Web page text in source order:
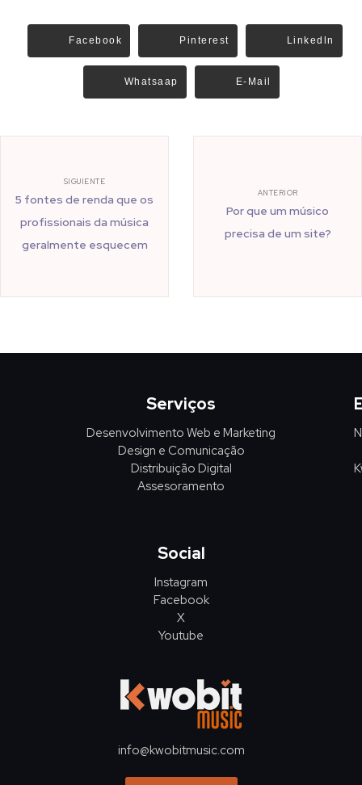
Facebook Pinterest Linkedln
Whatsaap E-Mail
SIGUIENTE
5 fontes de renda que os
profissionais da música
geralmente esquecem
ANTERIOR
Por que um músico
precisa de um site?
Serviços
Desenvolvimento Web e Marketing
Design e Comunicação
Distribuição Digital
Assesoramento
Social
Instagram
Facebook
X
Youtube
info@kwobitmusic.com